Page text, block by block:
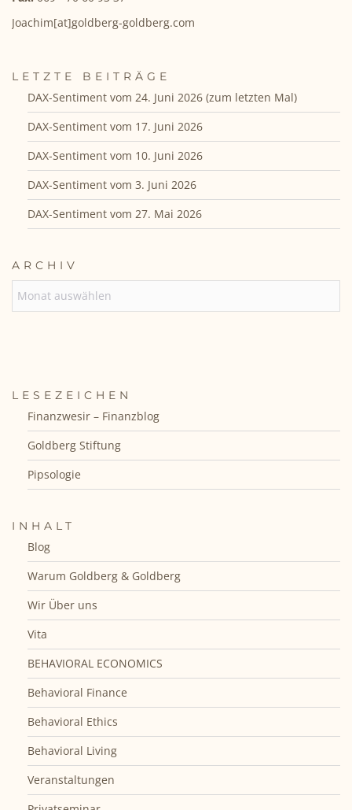
Joachim[at]goldberg-goldberg.com
LETZTE BEITRÄGE
DAX-Sentiment vom 24. Juni 2026 (zum letzten Mal)
DAX-Sentiment vom 17. Juni 2026
DAX-Sentiment vom 10. Juni 2026
DAX-Sentiment vom 3. Juni 2026
DAX-Sentiment vom 27. Mai 2026
ARCHIV
LESEZEICHEN
Finanzwesir – Finanzblog
Goldberg Stiftung
Pipsologie
INHALT
Blog
Warum Goldberg & Goldberg
Wir Über uns
Vita
BEHAVIORAL ECONOMICS
Behavioral Finance
Behavioral Ethics
Behavioral Living
Veranstaltungen